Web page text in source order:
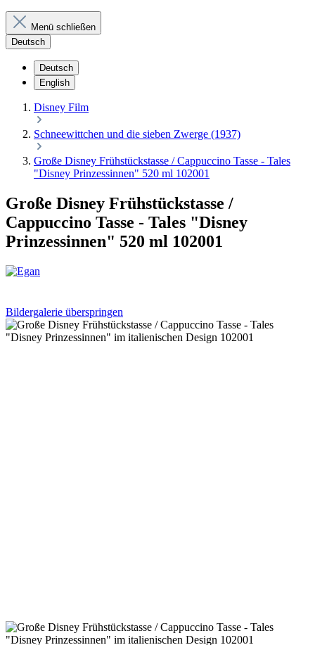
Menü schließen
Deutsch
Deutsch
English
Disney Film
Schneewittchen und die sieben Zwerge (1937)
Große Disney Frühstückstasse / Cappuccino Tasse - Tales
"Disney Prinzessinnen" 520 ml 102001
Große Disney Frühstückstasse /
Cappuccino Tasse - Tales "Disney
Prinzessinnen" 520 ml 102001
Bildergalerie überspringen